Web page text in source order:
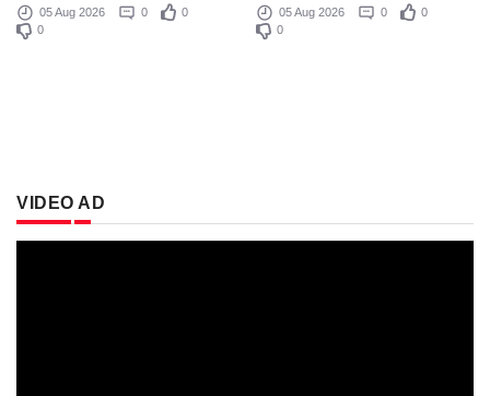
05 Aug 2026 0
0
0
05 Aug 2026 0
0
0
VIDEO AD